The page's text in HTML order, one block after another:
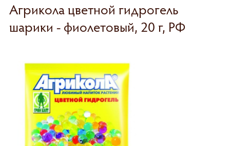
Агрикола цветной гидрогель
шарики - фиолетовый, 20 г, РФ